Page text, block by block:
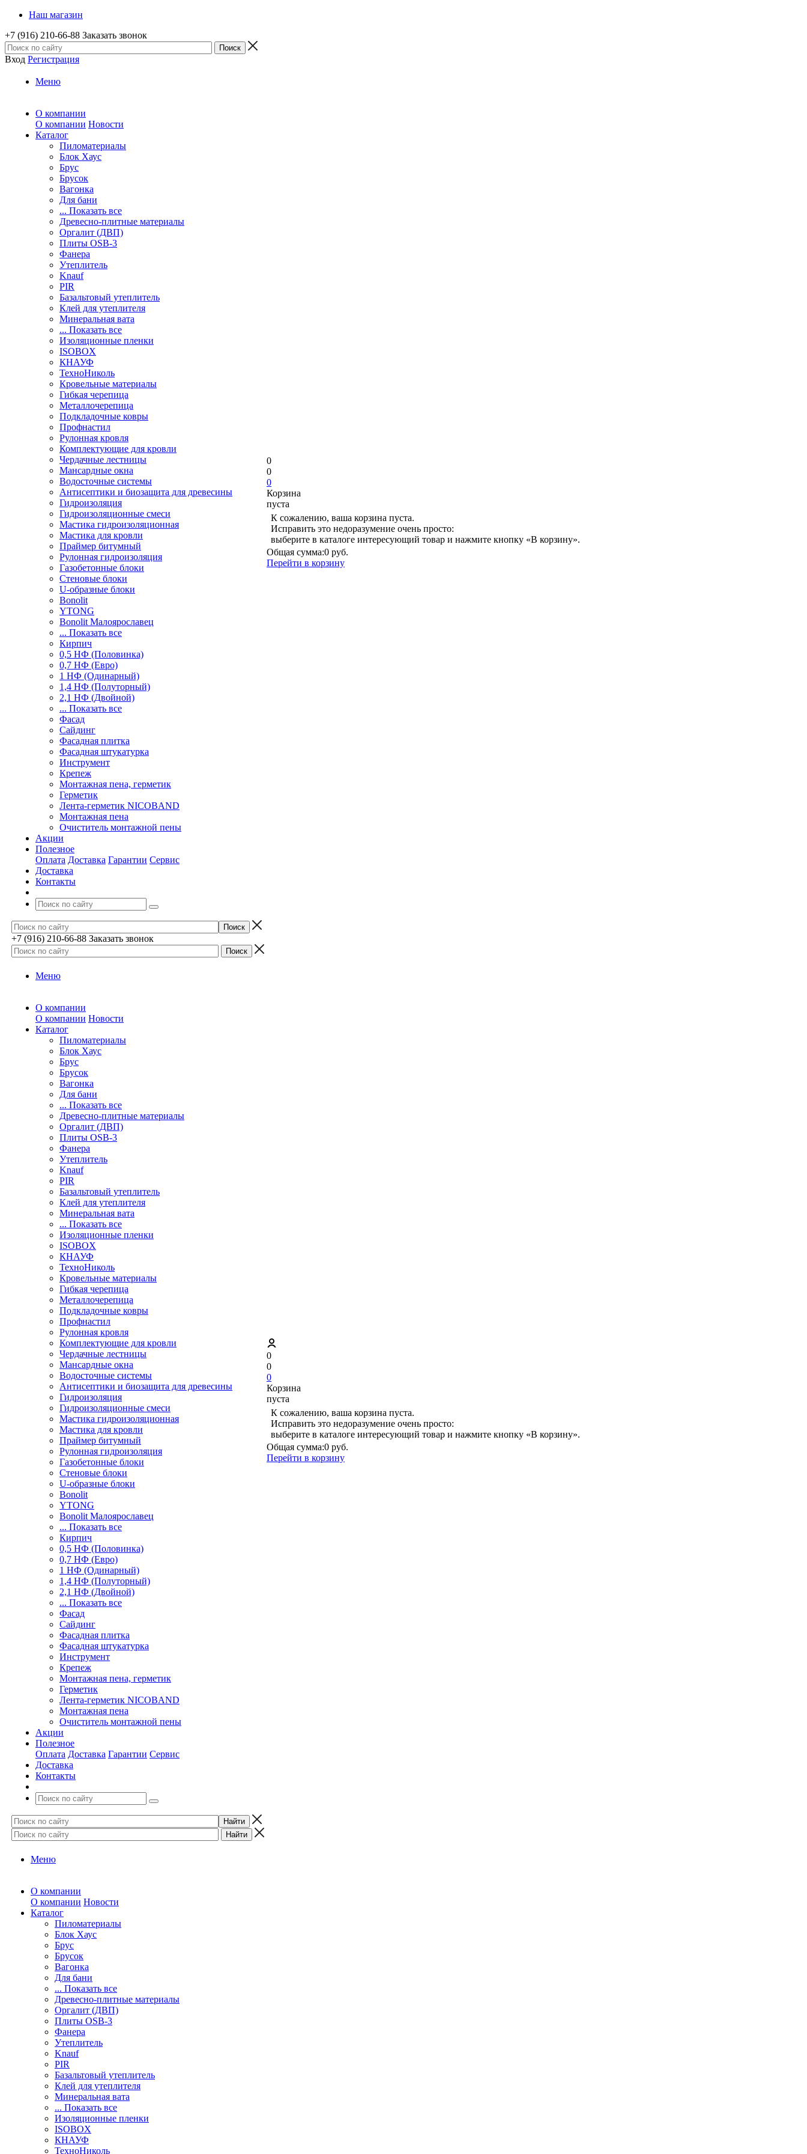
Наш магазин
+7 (916) 210-66-88 Заказать звонок
Вход Регистрация
Меню
О компании
О компании Новости
Каталог
Пиломатериалы
Блок Хаус
Брус
Брусок
Вагонка
Для бани
... Показать все
Древесно-плитные материалы
Оргалит (ДВП)
Плиты OSB-3
Фанера
Утеплитель
Knauf
PIR
Базальтовый утеплитель
Клей для утеплителя
Минеральная вата
... Показать все
Изоляционные пленки
ISOBOX
КНАУФ
ТехноНиколь
Кровельные материалы
Гибкая черепица
Металлочерепица
Подкладочные ковры
Профнастил
Рулонная кровля
Комплектующие для кровли
Чердачные лестницы
Мансардные окна
Водосточные системы
Антисептики и биозащита для древесины
Гидроизоляция
Гидроизоляционные смеси
Мастика гидроизоляционная
Мастика для кровли
Праймер битумный
Рулонная гидроизоляция
Газобетонные блоки
Стеновые блоки
U-образные блоки
Bonolit
YTONG
Bonolit Малоярославец
... Показать все
Кирпич
0,5 НФ (Половинка)
0,7 НФ (Евро)
1 НФ (Одинарный)
1,4 НФ (Полуторный)
2,1 НФ (Двойной)
... Показать все
Фасад
Сайдинг
Фасадная плитка
Фасадная штукатурка
Инструмент
Крепеж
Монтажная пена, герметик
Герметик
Лента-герметик NICOBAND
Монтажная пена
Очиститель монтажной пены
Акции
Полезное
Оплата Доставка Гарантии Сервис
Доставка
Контакты
+7 (916) 210-66-88 Заказать звонок
0
0
0
Корзина
пуста
К сожалению, ваша корзина пуста.
Исправить это недоразумение очень просто:
выберите в каталоге интересующий товар и нажмите кнопку «В корзину».
Общая сумма:0 руб.
Перейти в корзину
Меню
О компании
О компании Новости
Каталог
Пиломатериалы
Блок Хаус
Брус
Брусок
Вагонка
Для бани
... Показать все
Древесно-плитные материалы
Оргалит (ДВП)
Плиты OSB-3
Фанера
Утеплитель
Knauf
PIR
Базальтовый утеплитель
Клей для утеплителя
Минеральная вата
... Показать все
Изоляционные пленки
ISOBOX
КНАУФ
ТехноНиколь
Кровельные материалы
Гибкая черепица
Металлочерепица
Подкладочные ковры
Профнастил
Рулонная кровля
Комплектующие для кровли
Чердачные лестницы
Мансардные окна
Водосточные системы
Антисептики и биозащита для древесины
Гидроизоляция
Гидроизоляционные смеси
Мастика гидроизоляционная
Мастика для кровли
Праймер битумный
Рулонная гидроизоляция
Газобетонные блоки
Стеновые блоки
U-образные блоки
Bonolit
YTONG
Bonolit Малоярославец
... Показать все
Кирпич
0,5 НФ (Половинка)
0,7 НФ (Евро)
1 НФ (Одинарный)
1,4 НФ (Полуторный)
2,1 НФ (Двойной)
... Показать все
Фасад
Сайдинг
Фасадная плитка
Фасадная штукатурка
Инструмент
Крепеж
Монтажная пена, герметик
Герметик
Лента-герметик NICOBAND
Монтажная пена
Очиститель монтажной пены
Акции
Полезное
Оплата Доставка Гарантии Сервис
Доставка
Контакты
0
0
0
Корзина
пуста
К сожалению, ваша корзина пуста.
Исправить это недоразумение очень просто:
выберите в каталоге интересующий товар и нажмите кнопку «В корзину».
Общая сумма:0 руб.
Перейти в корзину
Меню
О компании
О компании Новости
Каталог
Пиломатериалы
Блок Хаус
Брус
Брусок
Вагонка
Для бани
... Показать все
Древесно-плитные материалы
Оргалит (ДВП)
Плиты OSB-3
Фанера
Утеплитель
Knauf
PIR
Базальтовый утеплитель
Клей для утеплителя
Минеральная вата
... Показать все
Изоляционные пленки
ISOBOX
КНАУФ
ТехноНиколь